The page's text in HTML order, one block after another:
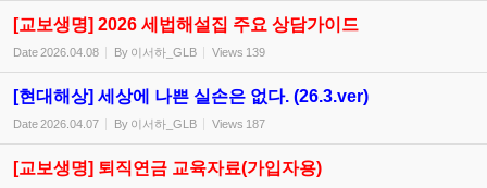
[교보생명] 2026 세법해설집 주요 상담가이드
Date2026.04.08 By 이서하_GLB Views 139
[현대해상] 세상에 나쁜 실손은 없다. (26.3.ver)
Date2026.04.07 By 이서하_GLB Views 187
[교보생명] 퇴직연금 교육자료(가입자용)